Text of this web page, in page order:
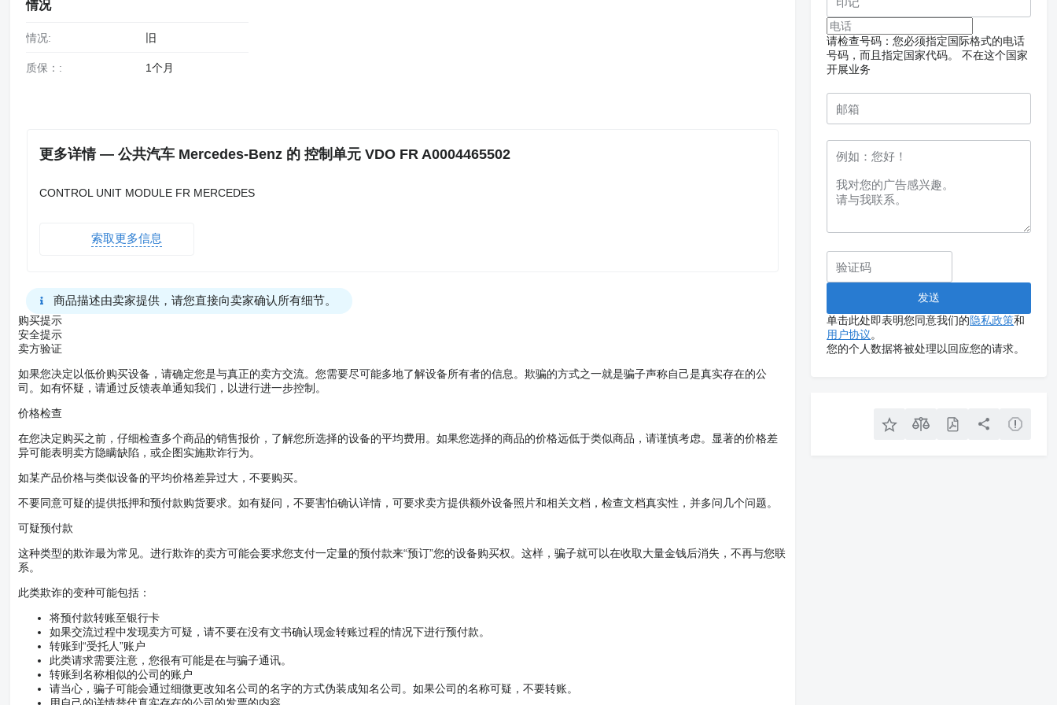
情况
情况: 旧
质保：: 1个月
更多详情 — 公共汽车 Mercedes-Benz 的 控制单元 VDO FR A0004465502
CONTROL UNIT MODULE FR MERCEDES
索取更多信息
商品描述由卖家提供，请您直接向卖家确认所有细节。
购买提示
安全提示
卖方验证
如果您决定以低价购买设备，请确定您是与真正的卖方交流。您需要尽可能多地了解设备所有者的信息。欺骗的方式之一就是骗子声称自己是真实存在的公
司。如有怀疑，请通过反馈表单通知我们，以进行进一步控制。
价格检查
在您决定购买之前，仔细检查多个商品的销售报价，了解您所选择的设备的平均费用。如果您选择的商品的价格远低于类似商品，请谨慎考虑。显著的价格差
异可能表明卖方隐瞒缺陷，或企图实施欺诈行为。
如某产品价格与类似设备的平均价格差异过大，不要购买。
不要同意可疑的提供抵押和预付款购货要求。如有疑问，不要害怕确认详情，可要求卖方提供额外设备照片和相关文档，检查文档真实性，并多问几个问题。
可疑预付款
这种类型的欺诈最为常见。进行欺诈的卖方可能会要求您支付一定量的预付款来“预订”您的设备购买权。这样，骗子就可以在收取大量金钱后消失，不再与您联
系。
此类欺诈的变种可能包括：
将预付款转账至银行卡
如果交流过程中发现卖方可疑，请不要在没有文书确认现金转账过程的情况下进行预付款。
转账到“受托人”账户
此类请求需要注意，您很有可能是在与骗子通讯。
转账到名称相似的公司的账户
请当心，骗子可能会通过细微更改知名公司的名字的方式伪装成知名公司。如果公司的名称可疑，不要转账。
用自己的详情替代真实存在的公司的发票的内容
请检查号码：您必须指定国际格式的电话
号码，而且指定国家代码。
不在这个国家
开展业务
单击此处即表明您同意我们的隐私政策和
用户协议。
您的个人数据将被处理以回应您的请求。